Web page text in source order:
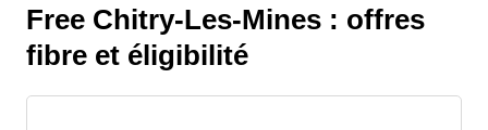
Free Chitry-Les-Mines : offres
fibre et éligibilité